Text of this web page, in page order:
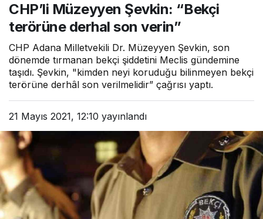
“Bek
çi
terör
üne
CHP’li Müzeyyen Şevkin: “Bekçi
terörüne derhal son verin”
CHP Adana Milletvekili Dr. Müzeyyen Şevkin, son
dönemde tırmanan bekçi şiddetini Meclis gündemine
taşıdı. Şevkin, "kimden neyi koruduğu bilinmeyen bekçi
terörüne derhâl son verilmelidir” çağrısı yaptı.
21 Mayıs 2021, 12:10 yayınlandı